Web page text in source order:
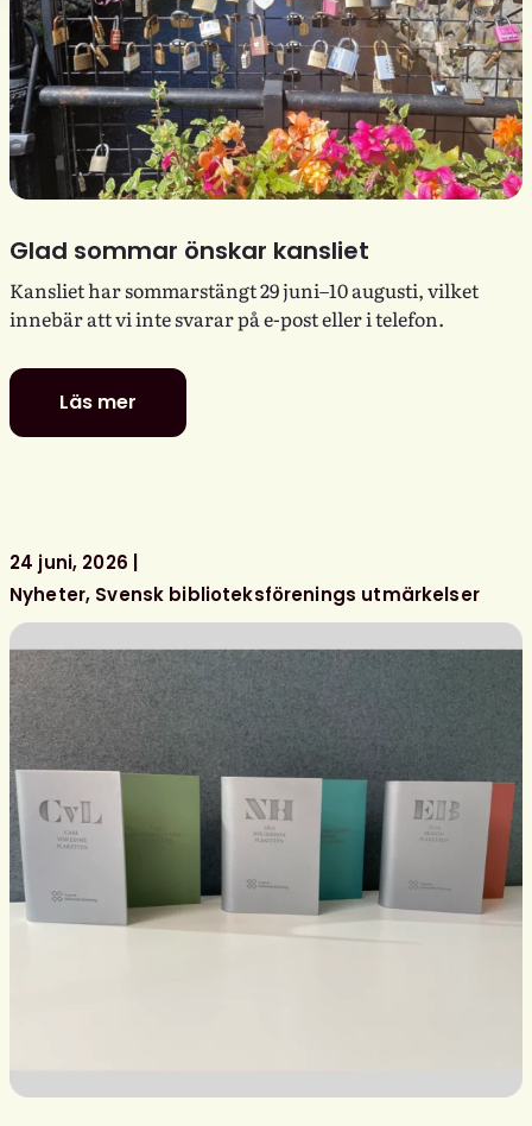
Glad sommar önskar kansliet
Kansliet har sommarstängt 29 juni–10 augusti, vilket
innebär att vi inte svarar på e-post eller i telefon.
Läs mer
Glad
sommar
24 juni, 2026
Nyheter Svensk biblioteksförenings utmärkelser